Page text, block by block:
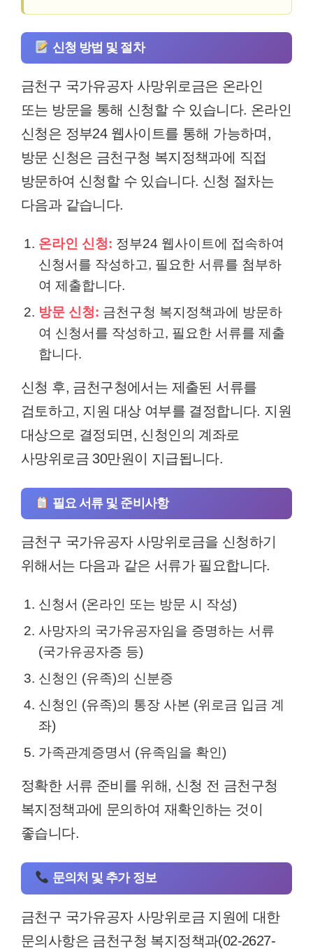
신청 방법 및 절차
금천구 국가유공자 사망위로금은 온라인
또는 방문을 통해 신청할 수 있습니다. 온라인
신청은 정부24 웹사이트를 통해 가능하며,
방문 신청은 금천구청 복지정책과에 직접
방문하여 신청할 수 있습니다. 신청 절차는
다음과 같습니다.
온라인 신청: 정부24 웹사이트에 접속하여
신청서를 작성하고, 필요한 서류를 첨부하
여 제출합니다.
방문 신청: 금천구청 복지정책과에 방문하
여 신청서를 작성하고, 필요한 서류를 제출
합니다.
신청 후, 금천구청에서는 제출된 서류를
검토하고, 지원 대상 여부를 결정합니다. 지원
대상으로 결정되면, 신청인의 계좌로
사망위로금 30만원이 지급됩니다.
필요 서류 및 준비사항
금천구 국가유공자 사망위로금을 신청하기
위해서는 다음과 같은 서류가 필요합니다.
신청서 (온라인 또는 방문 시 작성)
사망자의 국가유공자임을 증명하는 서류
(국가유공자증 등)
신청인 (유족)의 신분증
신청인 (유족)의 통장 사본 (위로금 입금 계
좌)
가족관계증명서 (유족임을 확인)
정확한 서류 준비를 위해, 신청 전 금천구청
복지정책과에 문의하여 재확인하는 것이
좋습니다.
문의처 및 추가 정보
금천구 국가유공자 사망위로금 지원에 대한
문의사항은 금천구청 복지정책과(02-2627-